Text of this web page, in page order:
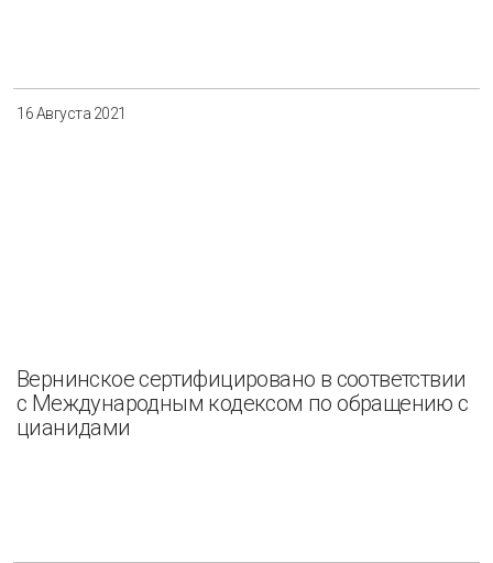
16 Августа 2021
Вернинское сертифицировано в соответствии
с Международным кодексом по обращению с
цианидами